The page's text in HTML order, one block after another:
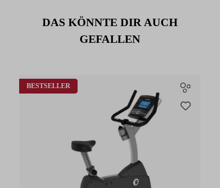
DAS KÖNNTE DIR AUCH
GEFALLEN
Produktgalerie überspringen
BESTSELLER